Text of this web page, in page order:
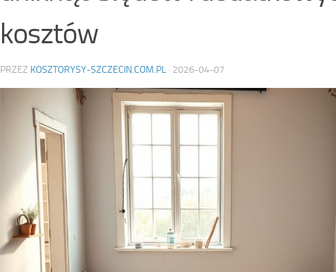
kosztów
PRZEZ KOSZTORYSY-SZCZECIN.COM.PL · 2026-04-07